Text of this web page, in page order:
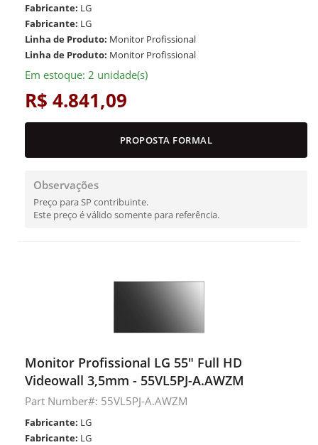
Fabricante: LG
Fabricante: LG
Linha de Produto: Monitor Profissional
Linha de Produto: Monitor Profissional
Em estoque: 2 unidade(s)
R$ 4.841,09
PROPOSTA FORMAL
Observações
Preço para SP contribuinte.
Este preço é válido somente para referência.
Monitor Profissional LG 55" Full HD
Videowall 3,5mm - 55VL5PJ-A.AWZM
Part Number#: 55VL5PJ-A.AWZM
Fabricante: LG
Fabricante: LG